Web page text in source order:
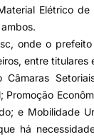
Elétrico de
onde o
entre titulares
Promoção
e Mobilidade
há